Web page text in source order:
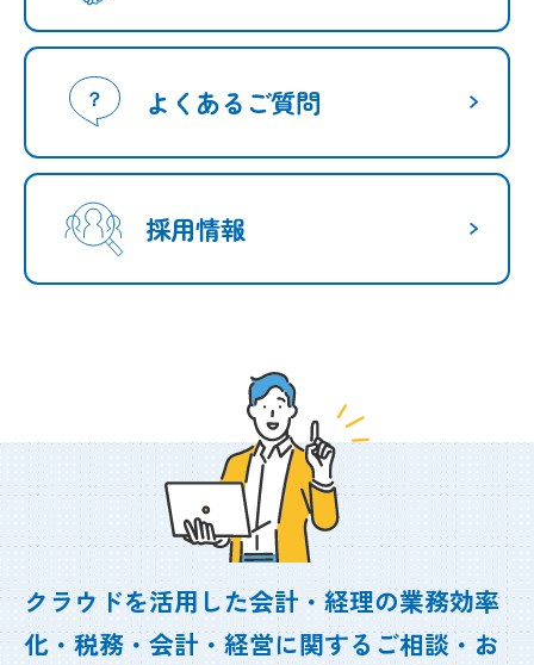
よくあるご質問
採用情報
クラウドを活用した会計・経理の業務効率
化・税務・会計・経営に関するご相談・お